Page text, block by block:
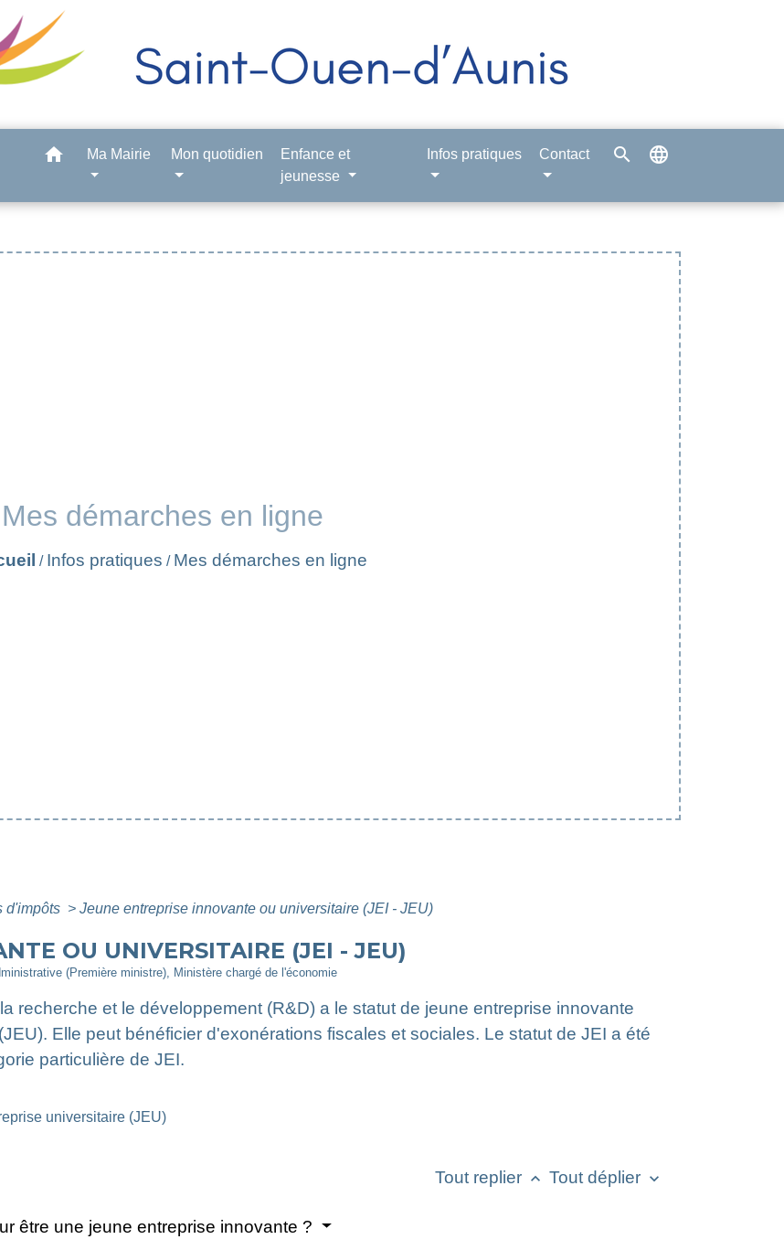
home Ma Mairie Mon quotidien
Enfance et
jeunesse
Infos pratiques Contact search language
Mes démarches en ligne
/ Infos pratiques / Mes démarches en ligne
d'impôts > Jeune entreprise innovante ou universitaire (JEI - JEU)
OU UNIVERSITAIRE (JEI - JEU)
(Première ministre), Ministère chargé de l'économie
recherche et le développement (R&D) a le statut de jeune entreprise innovante
Elle peut bénéficier d'exonérations fiscales et sociales. Le statut de JEI a été
particulière de JEI.
universitaire (JEU)
Tout replier keyboard_arrow_up Tout déplier keyboard_arrow_down
être une jeune entreprise innovante ?